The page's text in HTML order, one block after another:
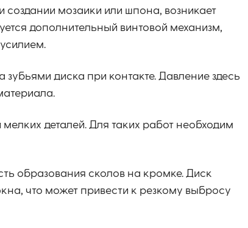
мозаики или шпона, возникает
дополнительный винтовой механизм,
зубьями диска при контакте. Давление здесь
деталей. Для таких работ необходим
образования сколов на кромке. Диск
что может привести к резкому выбросу